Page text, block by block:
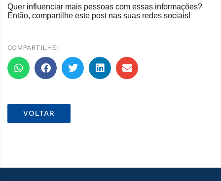
Quer influenciar mais pessoas com essas informações?
Então, compartilhe este post nas suas redes sociais!
COMPARTILHE:
VOLTAR